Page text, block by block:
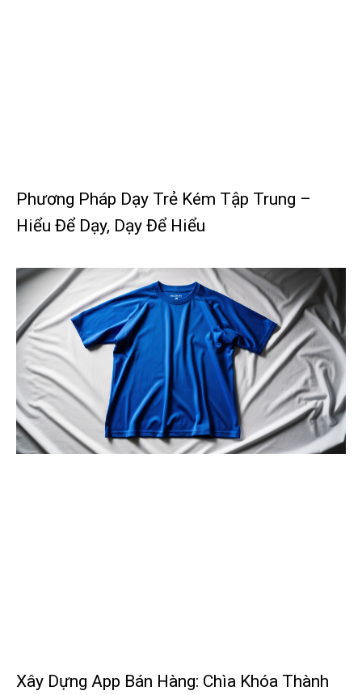
Phương Pháp Dạy Trẻ Kém Tập Trung –
Hiểu Để Dạy, Dạy Để Hiểu
Xây Dựng App Bán Hàng: Chìa Khóa Thành